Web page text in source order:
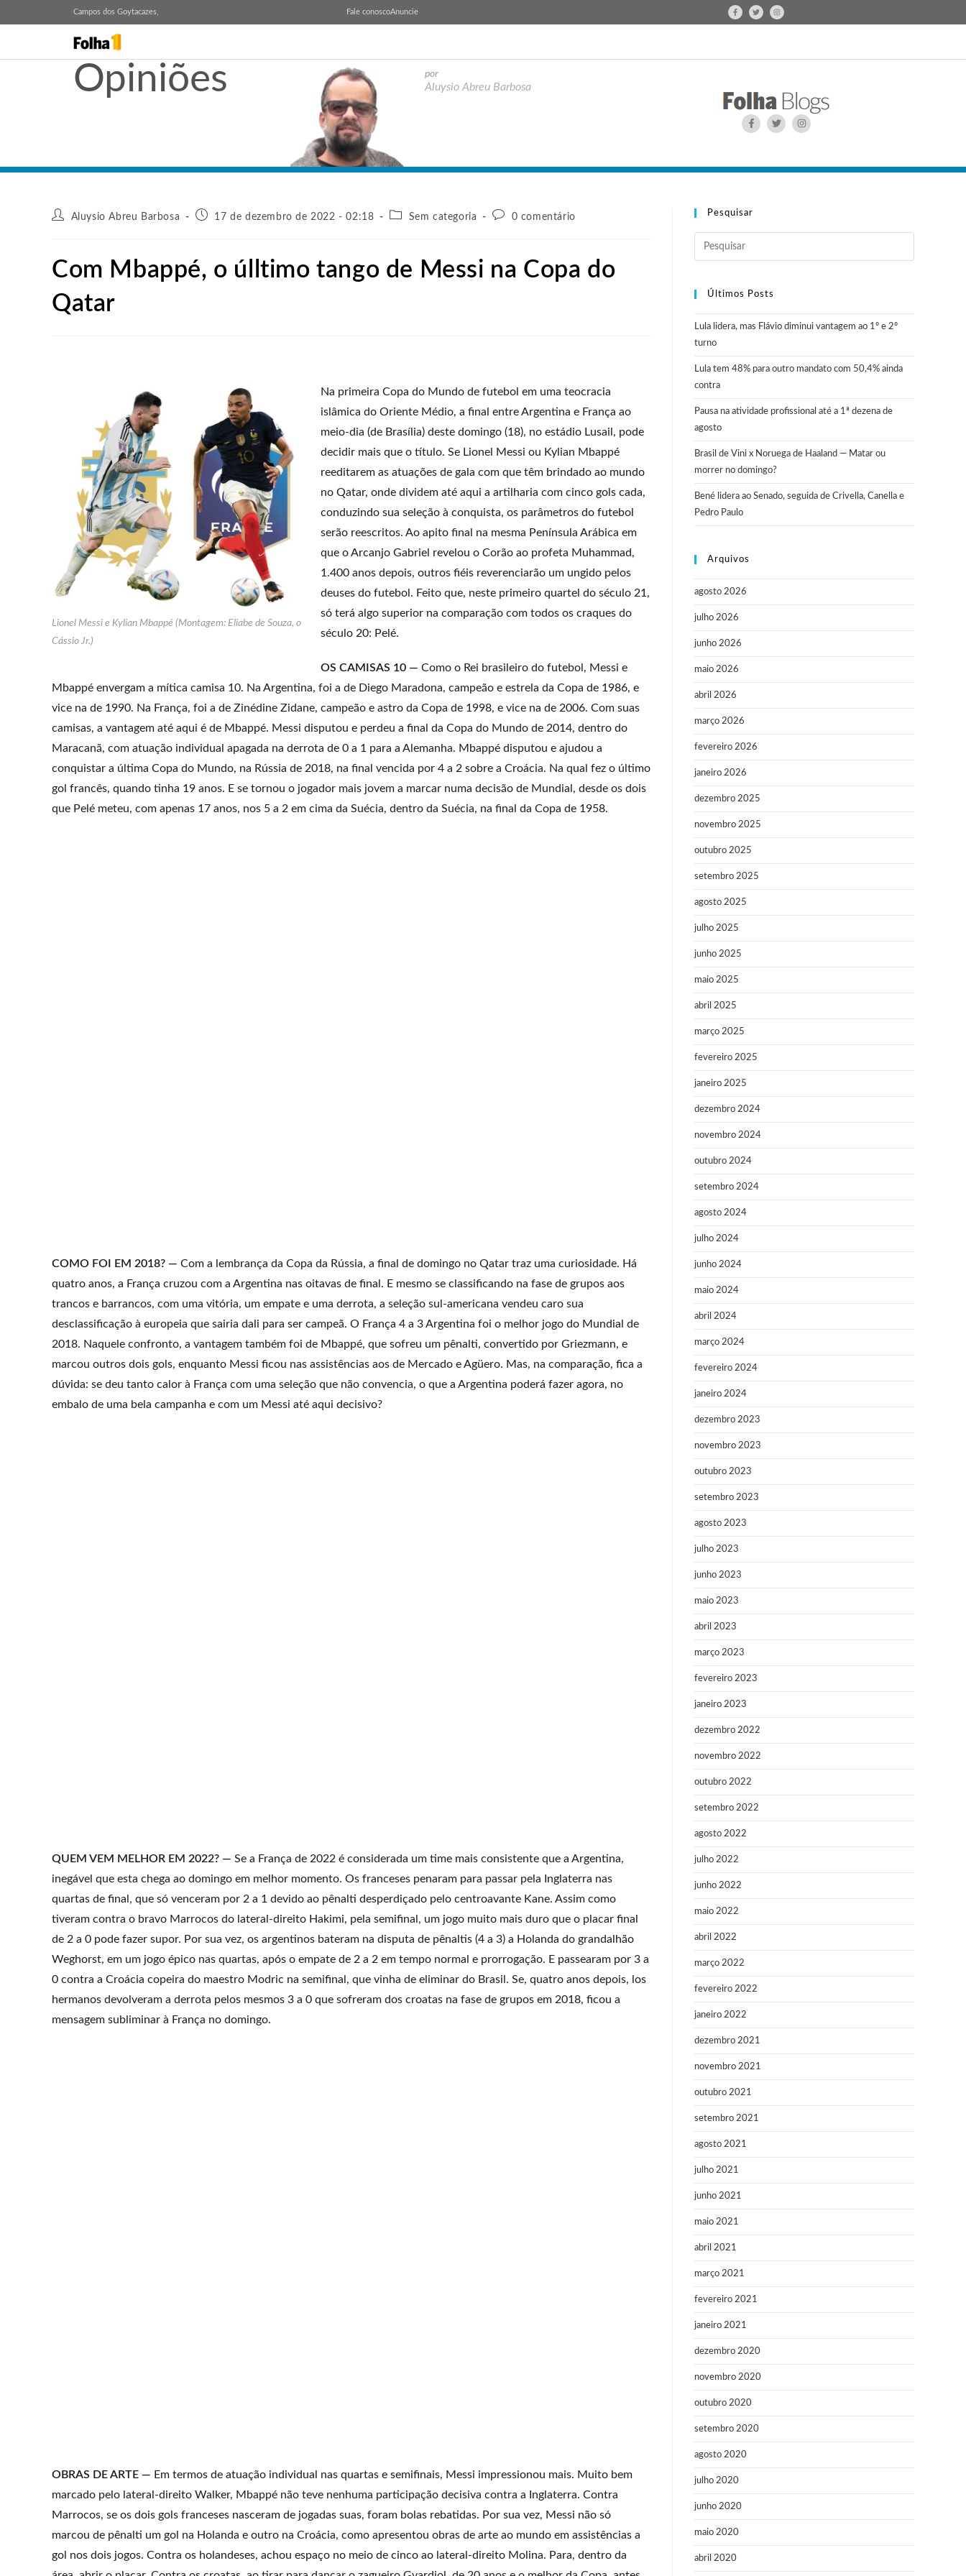
Campos dos Goytacazes, Fale conoscoAnuncie
Opiniões por
Aluysio Abreu Barbosa
Aluysio Abreu Barbosa 17 de dezembro de 2022 - 02:18 Sem categoria 0 comentário
Com Mbappé, o úlltimo tango de Messi na Copa do
Qatar
Lionel Messi e Kylian Mbappé (Montagem: Eliabe de Souza, o
Cássio Jr.)
Na primeira Copa do Mundo de futebol em uma teocracia
islâmica do Oriente Médio, a final entre Argentina e França ao
meio-dia (de Brasília) deste domingo (18), no estádio Lusail, pode
decidir mais que o título. Se Lionel Messi ou Kylian Mbappé
reeditarem as atuações de gala com que têm brindado ao mundo
no Qatar, onde dividem até aqui a artilharia com cinco gols cada,
conduzindo sua seleção à conquista, os parâmetros do futebol
serão reescritos. Ao apito final na mesma Península Arábica em
que o Arcanjo Gabriel revelou o Corão ao profeta Muhammad,
1.400 anos depois, outros fiéis reverenciarão um ungido pelos
deuses do futebol. Feito que, neste primeiro quartel do século 21,
só terá algo superior na comparação com todos os craques do
século 20: Pelé.
OS CAMISAS 10 — Como o Rei brasileiro do futebol, Messi e
Mbappé envergam a mítica camisa 10. Na Argentina, foi a de Diego Maradona, campeão e estrela da Copa de 1986, e
vice na de 1990. Na França, foi a de Zinédine Zidane, campeão e astro da Copa de 1998, e vice na de 2006. Com suas
camisas, a vantagem até aqui é de Mbappé. Messi disputou e perdeu a final da Copa do Mundo de 2014, dentro do
Maracanã, com atuação individual apagada na derrota de 0 a 1 para a Alemanha. Mbappé disputou e ajudou a
conquistar a última Copa do Mundo, na Rússia de 2018, na final vencida por 4 a 2 sobre a Croácia. Na qual fez o último
gol francês, quando tinha 19 anos. E se tornou o jogador mais jovem a marcar numa decisão de Mundial, desde os dois
que Pelé meteu, com apenas 17 anos, nos 5 a 2 em cima da Suécia, dentro da Suécia, na final da Copa de 1958.
COMO FOI EM 2018? — Com a lembrança da Copa da Rússia, a final de domingo no Qatar traz uma curiosidade. Há
quatro anos, a França cruzou com a Argentina nas oitavas de final. E mesmo se classificando na fase de grupos aos
trancos e barrancos, com uma vitória, um empate e uma derrota, a seleção sul-americana vendeu caro sua
desclassificação à europeia que sairia dali para ser campeã. O França 4 a 3 Argentina foi o melhor jogo do Mundial de
2018. Naquele confronto, a vantagem também foi de Mbappé, que sofreu um pênalti, convertido por Griezmann, e
marcou outros dois gols, enquanto Messi ficou nas assistências aos de Mercado e Agüero. Mas, na comparação, fica a
dúvida: se deu tanto calor à França com uma seleção que não convencia, o que a Argentina poderá fazer agora, no
embalo de uma bela campanha e com um Messi até aqui decisivo?
QUEM VEM MELHOR EM 2022? — Se a França de 2022 é considerada um time mais consistente que a Argentina,
inegável que esta chega ao domingo em melhor momento. Os franceses penaram para passar pela Inglaterra nas
quartas de final, que só venceram por 2 a 1 devido ao pênalti desperdiçado pelo centroavante Kane. Assim como
tiveram contra o bravo Marrocos do lateral-direito Hakimi, pela semifinal, um jogo muito mais duro que o placar final
de 2 a 0 pode fazer supor. Por sua vez, os argentinos bateram na disputa de pênaltis (4 a 3) a Holanda do grandalhão
Weghorst, em um jogo épico nas quartas, após o empate de 2 a 2 em tempo normal e prorrogação. E passearam por 3 a
0 contra a Croácia copeira do maestro Modric na semifinal, que vinha de eliminar do Brasil. Se, quatro anos depois, los
hermanos devolveram a derrota pelos mesmos 3 a 0 que sofreram dos croatas na fase de grupos em 2018, ficou a
mensagem subliminar à França no domingo.
OBRAS DE ARTE — Em termos de atuação individual nas quartas e semifinais, Messi impressionou mais. Muito bem
marcado pelo lateral-direito Walker, Mbappé não teve nenhuma participação decisiva contra a Inglaterra. Contra
Marrocos, se os dois gols franceses nasceram de jogadas suas, foram bolas rebatidas. Por sua vez, Messi não só
marcou de pênalti um gol na Holanda e outro na Croácia, como apresentou obras de arte ao mundo em assistências a
gol nos dois jogos. Contra os holandeses, achou espaço no meio de cinco ao lateral-direito Molina. Para, dentro da
Pesquisar
Últimos Posts
Lula lidera, mas Flávio diminui vantagem ao 1º e 2º
turno
Lula tem 48% para outro mandato com 50,4% ainda
contra
Pausa na atividade profissional até a 1ª dezena de
agosto
Brasil de Vini x Noruega de Haaland — Matar ou
morrer no domingo?
Bené lidera ao Senado, seguida de Crivella, Canella e
Pedro Paulo
Arquivos
agosto 2026
julho 2026
junho 2026
maio 2026
abril 2026
março 2026
fevereiro 2026
janeiro 2026
dezembro 2025
novembro 2025
outubro 2025
setembro 2025
agosto 2025
julho 2025
junho 2025
maio 2025
abril 2025
março 2025
fevereiro 2025
janeiro 2025
dezembro 2024
novembro 2024
outubro 2024
setembro 2024
agosto 2024
julho 2024
junho 2024
maio 2024
abril 2024
março 2024
fevereiro 2024
janeiro 2024
dezembro 2023
novembro 2023
outubro 2023
setembro 2023
agosto 2023
julho 2023
junho 2023
maio 2023
abril 2023
março 2023
fevereiro 2023
janeiro 2023
dezembro 2022
novembro 2022
outubro 2022
setembro 2022
agosto 2022
julho 2022
junho 2022
maio 2022
abril 2022
março 2022
fevereiro 2022
janeiro 2022
dezembro 2021
novembro 2021
outubro 2021
setembro 2021
agosto 2021
julho 2021
junho 2021
maio 2021
abril 2021
março 2021
fevereiro 2021
janeiro 2021
dezembro 2020
novembro 2020
outubro 2020
setembro 2020
agosto 2020
julho 2020
junho 2020
maio 2020
abril 2020